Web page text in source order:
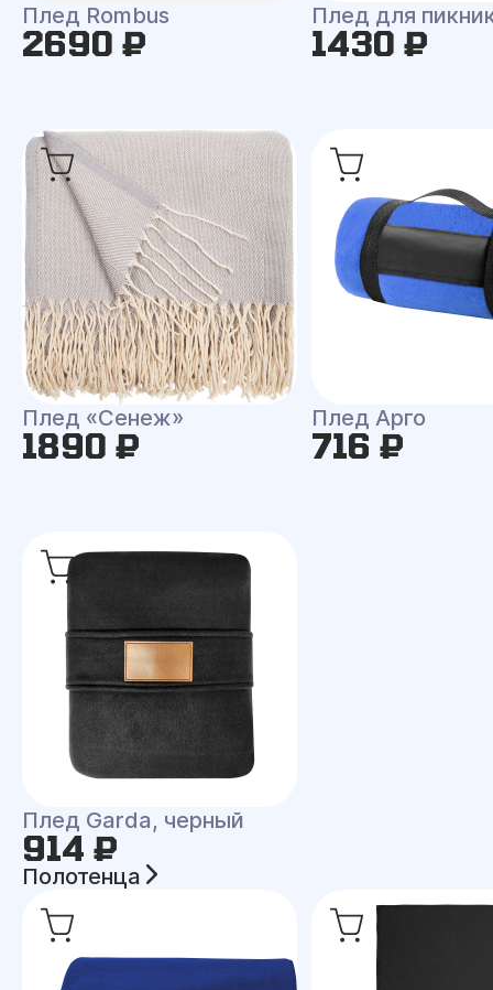
Плед Rombus
2690 ₽
Плед для
1430 ₽
Плед «Сенеж»
1890 ₽
Плед Арго
716 ₽
Плед Garda, черный
914 ₽
Полотенца